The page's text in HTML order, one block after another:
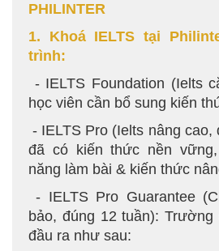
PHILINTER
1. Khoá IELTS tại
trình:
- IELTS Foundation (Ielts
học viên cần bổ sung kiến
- IELTS Pro (Ielts nâng cao,
đã có kiến thức nền
năng làm bài & kiến thức
- IELTS Pro Guarantee
bảo, đúng 12 tuần):
đầu ra như sau: